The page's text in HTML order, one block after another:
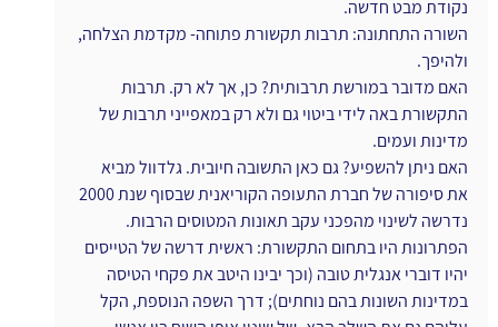
נקודת מבט חדשה.
השורה התחתונה: תרבות תקשורת פתוחה- מקדמת הצלחה,
ולהיפך.
האם מדובר במורשת תרבותית? כן, אך לא רק. תרבות
התקשורת באה לידי ביטוי גם ולא רק במאפייני תרבות של
מדינות ועמים.
האם ניתן להשפיע? גם כאן התשובה חיובית. גלדוול מביא
את סיפורה של חברת התעופה הקוריאנית שבסוף שנת 2000
נדרשה לשינוי מהפכני עקב תאונות המטוסים הרבות.
הפתרונות היו בתחום התקשורת: ראשית דרשה של הטייסים
יהיו דוברי אנגלית טובה (וכך יבינו היטב את פקחי הטיסה
במדינות השונות בהם נוחתים); דרך השפה הנוספת, הקל